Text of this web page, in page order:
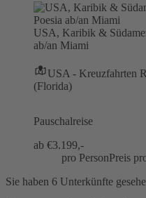
USA, Karibik &
ab/an Miami
USA - Kreuzfahrten
(Florida)
Pauschalreise
ab €3.199,-
pro PersonPreis
Sie haben 6 Unterkünfte